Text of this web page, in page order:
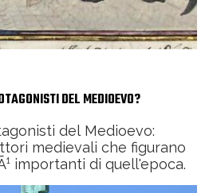
DEL MEDIOEVO?
del Medioevo:
medievali che figurano
importanti di quell'epoca.